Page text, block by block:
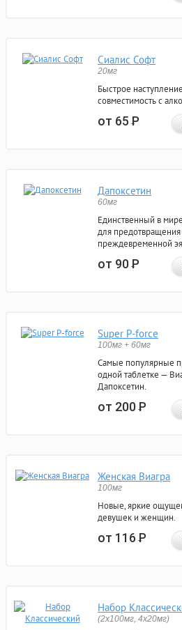
Сиалис Софт
20мг
Быстрое
совместимость с
от 65Р
Дапоксетин
60мг
Единственный в
для предотвращения
преждевременной
от 90Р
Super P-force
100мг + 60мг
Самые популярные
одной таблетке —
Дапоксетин.
от 200Р
Женская Виагра
100мг
Новые, яркие
девушек и женщин.
от 116Р
Набор
(2x100мг, 4x20мг)